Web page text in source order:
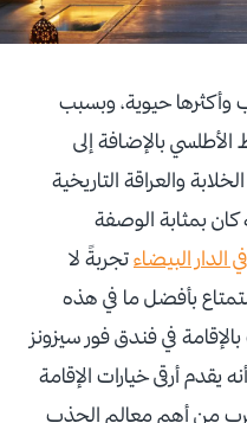
وأكثرها حيوية، وبسبب
بالإضافة إلى
والعراقة التاريخية
بمثابة الوصفة
الدار البيضاءتجربةً لا
بأفضل ما في هذه
في فندق فور سيزونز
5 نجوم، حيث أنه يقدم أرقى خيارات الإقامة
من أهم معالم الجذب